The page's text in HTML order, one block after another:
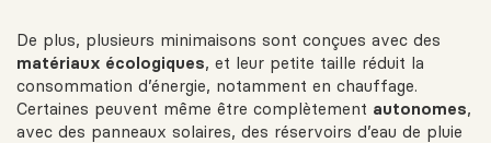
De plus, plusieurs minimaisons sont conçues avec des
matériaux écologiques, et leur petite taille réduit la
consommation d’énergie, notamment en chauffage.
Certaines peuvent même être complètement autonomes,
avec des panneaux solaires, des réservoirs d’eau de pluie